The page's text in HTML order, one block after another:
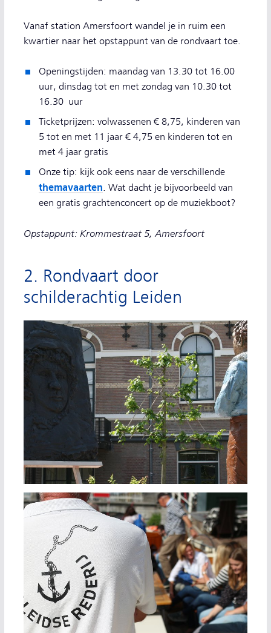
Vanaf station Amersfoort wandel je in ruim een
kwartier naar het opstappunt van de rondvaart toe.
Openingstijden: maandag van 13.30 tot 16.00
uur, dinsdag tot en met zondag van 10.30 tot
16.30 uur
Ticketprijzen: volwassenen € 8,75, kinderen van
5 tot en met 11 jaar € 4,75 en kinderen tot en
met 4 jaar gratis
Onze tip: kijk ook eens naar de verschillende
themavaarten. Wat dacht je bijvoorbeeld van
een gratis grachtenconcert op de muziekboot?
Opstappunt: Krommestraat 5, Amersfoort
2. Rondvaart door
schilderachtig Leiden